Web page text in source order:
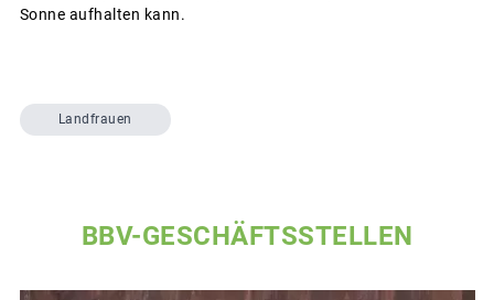
Sonne aufhalten kann.
Landfrauen
BBV-GESCHÄFTSSTELLEN